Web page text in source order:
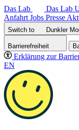
Das Lab
Das Lab
Anfahrt Jobs Presse
Switch to Dunkler
Barrierefreiheit
Erklärung zur
EN